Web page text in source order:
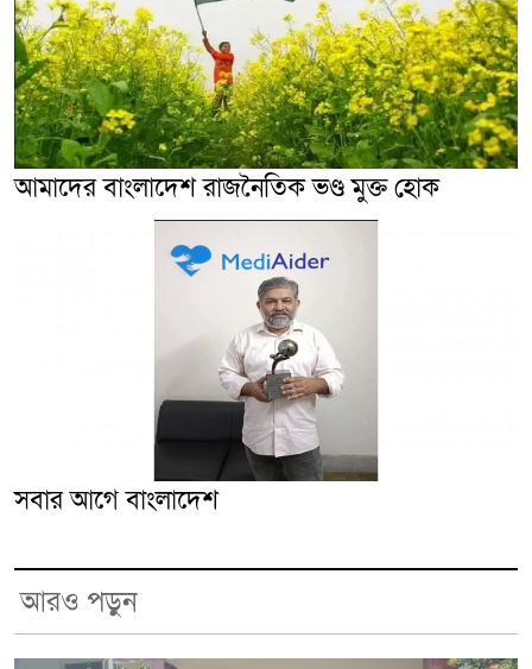
আমাদের বাংলাদেশ রাজনৈতিক ভণ্ড মুক্ত হোক
সবার আগে বাংলাদেশ
আরও পড়ুন